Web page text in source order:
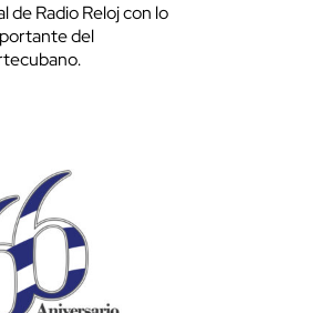
de Radio Reloj con lo
del